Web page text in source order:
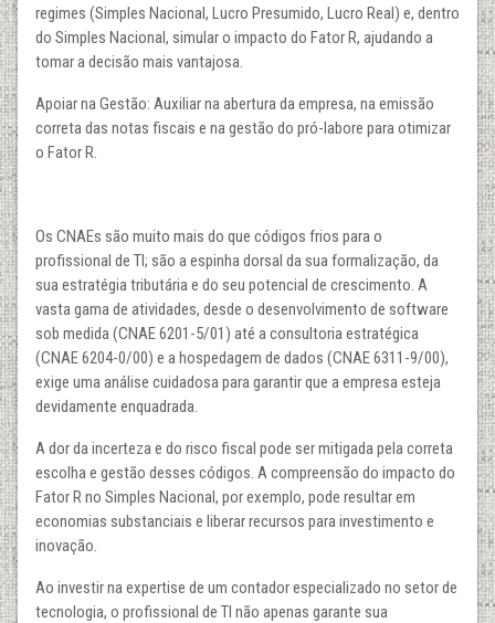
regimes (Simples Nacional, Lucro Presumido, Lucro Real) e, dentro
do Simples Nacional, simular o impacto do Fator R, ajudando a
tomar a decisão mais vantajosa.
Apoiar na Gestão: Auxiliar na abertura da empresa, na emissão
correta das notas fiscais e na gestão do pró-labore para otimizar
o Fator R.
Os CNAEs são muito mais do que códigos frios para o
profissional de TI; são a espinha dorsal da sua formalização, da
sua estratégia tributária e do seu potencial de crescimento. A
vasta gama de atividades, desde o desenvolvimento de software
sob medida (CNAE 6201-5/01) até a consultoria estratégica
(CNAE 6204-0/00) e a hospedagem de dados (CNAE 6311-9/00),
exige uma análise cuidadosa para garantir que a empresa esteja
devidamente enquadrada.
A dor da incerteza e do risco fiscal pode ser mitigada pela correta
escolha e gestão desses códigos. A compreensão do impacto do
Fator R no Simples Nacional, por exemplo, pode resultar em
economias substanciais e liberar recursos para investimento e
inovação.
Ao investir na expertise de um contador especializado no setor de
tecnologia, o profissional de TI não apenas garante sua